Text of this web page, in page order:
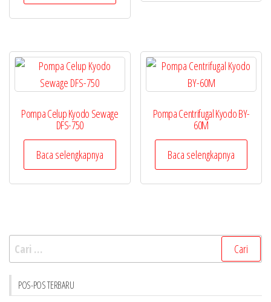
Pompa Celup Kyodo Sewage
DFS-750
Baca selengkapnya
Pompa Centrifugal Kyodo BY-
60M
Baca selengkapnya
Cari
untuk:
POS-POS TERBARU